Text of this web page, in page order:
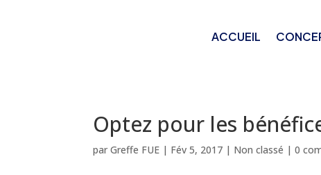
ACCUEIL
Optez pour les
parGreffe FUE | Fév 5, 2017 | Non classé |0